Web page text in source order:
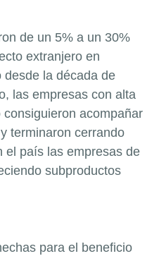
de un 5% a un 30%
extranjero en
desde la década de
las empresas con alta
acompañar
terminaron cerrando
el país las empresas de
subproductos
para el beneficio